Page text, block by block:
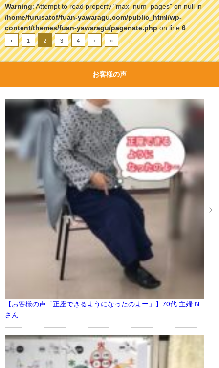
Warning: Attempt to read property "max_num_pages" on null in
/home/furusatof/fuan-yawaragu.com/public_html/wp-
content/themes/fuan-yawaragu/pagenate.phpon line6
‹ 1 2 3 4 › »
お客様の声
【お客様の声「正座できるようになったのよー」】70代 主婦 N
さん